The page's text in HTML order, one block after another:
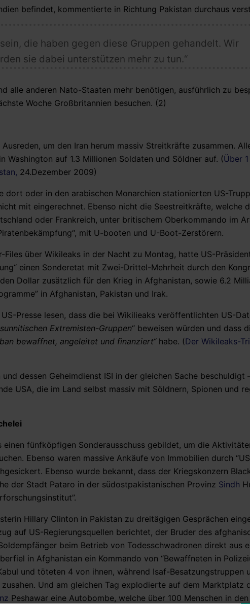
befindet, kommentierte in Richtung Pakistan durchaus
die haben gegen diese Gruppen gehandelt. Wir
sie dabei unterstützen mehr zu tun.“
alle anderen Nato-Staaten mehr benötigen, ausführlich zu
Woche Großbritannien besuchen. (2)
um den Iran herum massiv Streitkräfte zusammen.
Washington auf 1.3 Millionen Soldaten und Söldner auf. (Über
24.Dezember 2009)
dort oder in den arabischen Monarchien stationierten US-
mit eingerechnet. Ebenso nicht die Seestreitkräfte, welche
oder Frankreich, unter britischem Oberkommando im
mit U-booten und U-Boot-Zerstörern.
über Wikileaks in der Nacht zu Montag, hatte US-
einen Sonderetat mit Zwei-Drittel-Mehrheit durch den
Dollar zusätzlich für den Krieg in Afghanistan, sowie 6.2
in Afghanistan, Pakistan und Irak.
Presse lesen, dass die bei Wikilieaks veröffentlichten US-
Extremisten-Gruppen“ beweisen würden und dass
bewaffnet, angeleitet und finanziert“ habe. (Der Wikileaks-
dessen Geheimdienst ISI in der gleichen Sache beschuldigt
USA, die im Land selbst massiv mit Söldnern, Spionen und
fünfköpfigen Sonderausschuss gebildet, um die
Ebenso waren massive Ankäufe von Immobilien durch
Ebenso wurde bekannt, dass der Kriegskonzern
der Stadt Pataro in der südostpakistanischen Provinz Sindh
Hillary Clinton in Pakistan zu dreitägigen Gesprächen
auf US-Regierungsquellen berichtet, der Bruder des
beim Betrieb von Todesschwadronen direkt aus
in Afghanistan ein Kommando von “Bewaffneten in
und töteten 4 von ihnen, während Isaf-Besatzungstruppen
Und am gleichen Tag explodierte auf dem Marktplatz
Peshawar eine Autobombe, welche über 100 Menschen in